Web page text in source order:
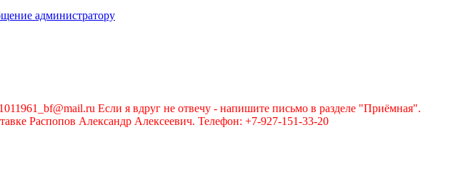
администратору
Если я вдруг не отвечу - напишите письмо в разделе "Приёмная".
Распопов Александр Алексеевич. Телефон: +7-927-151-33-20